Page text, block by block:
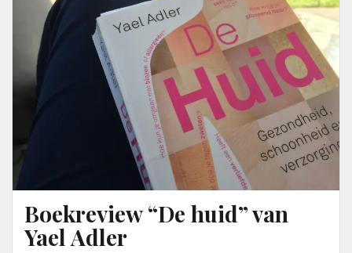
Boekreview “De huid” van
Yael Adler